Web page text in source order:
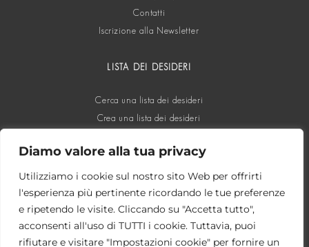
Diamo valore alla tua privacy
Utilizziamo i cookie sul nostro sito Web per offrirti
l'esperienza più pertinente ricordando le tue preferenze
e ripetendo le visite. Cliccando su "Accetta tutto",
acconsenti all'uso di TUTTI i cookie. Tuttavia, puoi
rifiutare e visitare "Impostazioni cookie" per fornire un
Contatti
Iscrizione alla Newsletter
LISTA DEI DESIDERI
Cerca una lista dei desideri
Crea una lista dei desideri
SOCIAL